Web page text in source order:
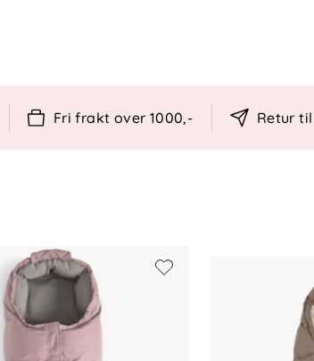
komfortabelt.
100
ytterstoff med 8000 mm vannsøyle
Fri frakt over 1000,- Retur